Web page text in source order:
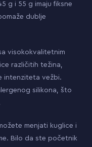
g i 55 g imaju fiksne
dublje
visokokvalitetnim
različitih težina,
intenziteta vežbi.
silikona, što
menjati kuglice i
Bilo da ste početnik